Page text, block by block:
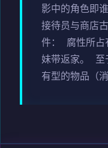
影中的角色即
接待员与商店
件： 腐性所占
妹带返家。 至
有型的物品（